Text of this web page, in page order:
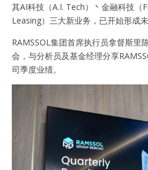
其AI科技（A.I. Tech）丶金融科技（
Leasing）三大新业务，已开始形成
RAMSSOL集团首席执行员拿督斯里
会，与分析员及基金经理分享
司季度业绩。